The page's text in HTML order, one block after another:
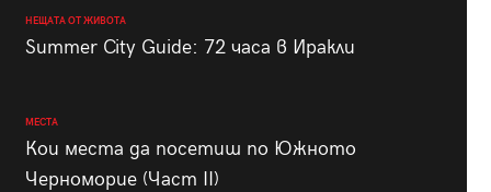
НЕЩАТА ОТ ЖИВОТА
Summer City Guide: 72 часа в Иракли
МЕСТА
Кои места да посетиш по Южното
Черноморие (Част II)